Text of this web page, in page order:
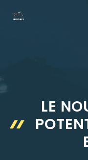
LE